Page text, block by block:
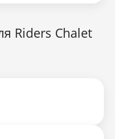
Riders Chalet